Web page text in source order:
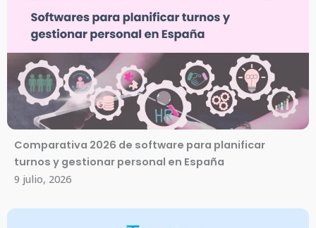
Comparativa 2026 de software para planificar
turnos y gestionar personal en España
9 julio, 2026